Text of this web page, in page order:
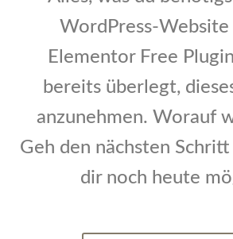
WordPress-Website
Elementor Free
bereits überlegt,
anzunehmen. Worauf
Geh den nächsten Schritt
dir noch heute